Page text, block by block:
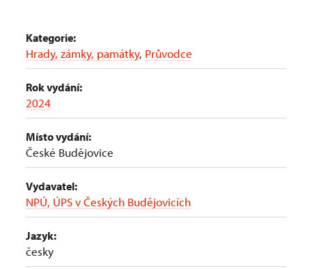
Kategorie:
Hrady, zámky, památky, Průvodce
Rok vydání:
2024
Místo vydání:
České Budějovice
Vydavatel:
NPÚ, ÚPS v Českých Budějovicích
Jazyk:
česky